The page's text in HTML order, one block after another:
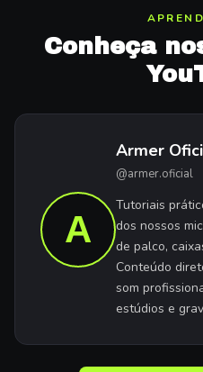
Conheça
A
Armer
@armer.oficial
Tutoriais
dos nossos
de palco,
Conteúdo
som
estúdios e